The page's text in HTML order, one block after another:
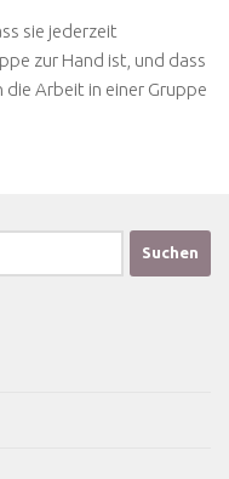
sie jederzeit
zur Hand ist, und dass
Arbeit in einer Gruppe